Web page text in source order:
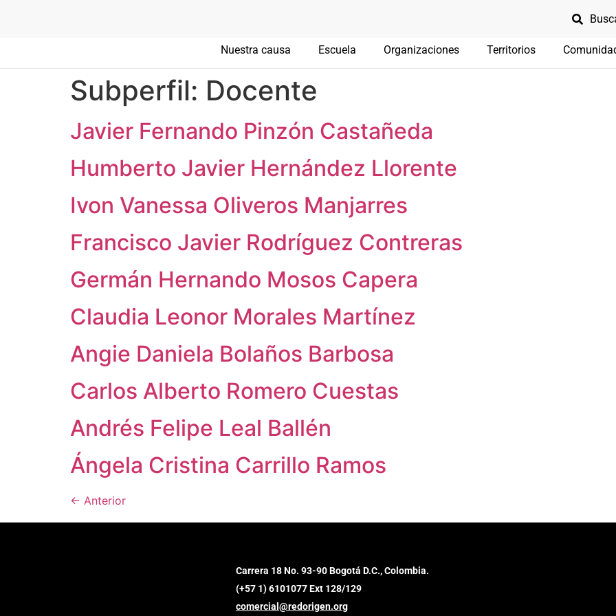
Nuestra causa Escuela Organizaciones Territorios
Subperfil: Docente
Javier Fernando Pinzón Castañeda
Humberto Javier Hernández Llorente
Ivon Vanessa Oliveros Manjarres
Francisco Javier Rodríguez Contreras
Germán Hernando Mosos Capera
Claudia Leonor Morales Martínez
Angie Daniela Bolaños Barbosa
Carlos Alberto Romero Cuestas
Andrés Felipe Leal Ballén
Ángela Cristina Carrillo Ramos
← Anterior
Carrera 18 No. 93-90 Bogotá D.C., Colombia.
(+57 1) 6101077 Ext 128/129
comercial@redorigen.org